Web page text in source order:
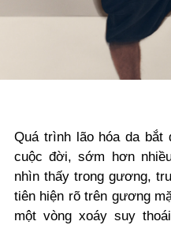
Quá trình lão hóa da bắt
cuộc đời, sớm hơn
nhìn thấy trong gương,
tiên hiện rõ trên gương
một vòng xoáy suy